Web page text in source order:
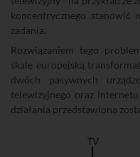
koncentrycznego stanowić
zadania.
Rozwiązaniem tego
skalę europejską
dwóch pasywnych
telewizyjnego oraz
działania przedstawiona